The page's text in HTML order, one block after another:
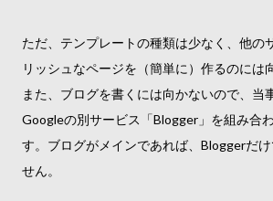
ただ、テンプレートの種類は少なく、他の
リッシュなページを（簡単に）作るのには
また、ブログを書くには向かないので、当
Googleの別サービス「Blogger」を組み合
す。ブログがメインであれば、Bloggerだ
せん。